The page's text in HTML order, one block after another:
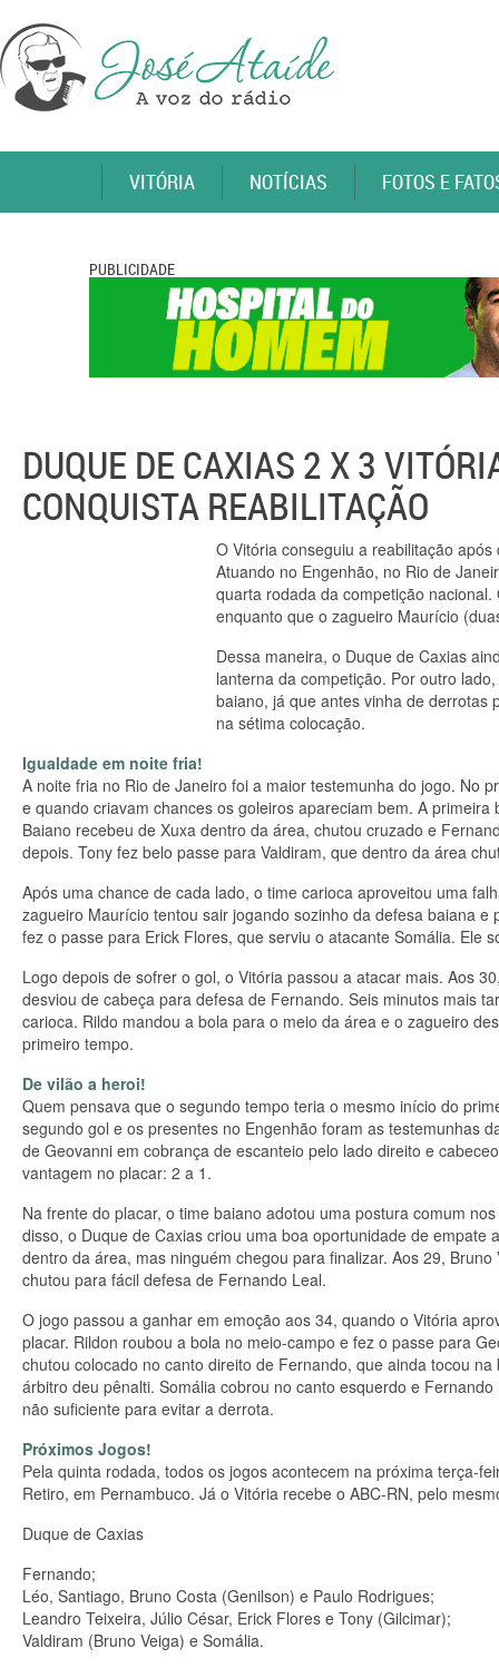
VITÓRIA NOTÍCIAS FOTOS E
PUBLICIDADE
DUQUE DE CAXIAS 2 X 3
CONQUISTA REABILITAÇÃO
O Vitória conseguiu a reabilitação
Atuando no Engenhão, no Rio de
quarta rodada da competição
enquanto que o zagueiro Maurício
Dessa maneira, o Duque de Caxias
lanterna da competição. Por outro
baiano, já que antes vinha de derrotas
na sétima colocação.
Igualdade em noite fria!
A noite fria no Rio de Janeiro foi a maior testemunha do jogo. No
e quando criavam chances os goleiros apareciam bem. A
Baiano recebeu de Xuxa dentro da área, chutou cruzado e
depois. Tony fez belo passe para Valdiram, que dentro da área
Após uma chance de cada lado, o time carioca aproveitou uma
zagueiro Maurício tentou sair jogando sozinho da defesa baiana
fez o passe para Erick Flores, que serviu o atacante Somália. Ele
Logo depois de sofrer o gol, o Vitória passou a atacar mais. Aos
desviou de cabeça para defesa de Fernando. Seis minutos mais
carioca. Rildo mandou a bola para o meio da área e o zagueiro
primeiro tempo.
De vilão a heroi!
Quem pensava que o segundo tempo teria o mesmo início do
segundo gol e os presentes no Engenhão foram as testemunhas
de Geovanni em cobrança de escanteio pelo lado direito e
vantagem no placar: 2 a 1.
Na frente do placar, o time baiano adotou uma postura comum
disso, o Duque de Caxias criou uma boa oportunidade de
dentro da área, mas ninguém chegou para finalizar. Aos 29,
chutou para fácil defesa de Fernando Leal.
O jogo passou a ganhar em emoção aos 34, quando o Vitória
placar. Rildon roubou a bola no meio-campo e fez o passe para
chutou colocado no canto direito de Fernando, que ainda tocou
árbitro deu pênalti. Somália cobrou no canto esquerdo e
não suficiente para evitar a derrota.
Próximos Jogos!
Pela quinta rodada, todos os jogos acontecem na próxima terça-
Retiro, em Pernambuco. Já o Vitória recebe o ABC-RN, pelo
Duque de Caxias
Fernando;
Léo, Santiago, Bruno Costa (Genilson) e Paulo Rodrigues;
Leandro Teixeira, Júlio César, Erick Flores e Tony (Gilcimar);
Valdiram (Bruno Veiga) e Somália.